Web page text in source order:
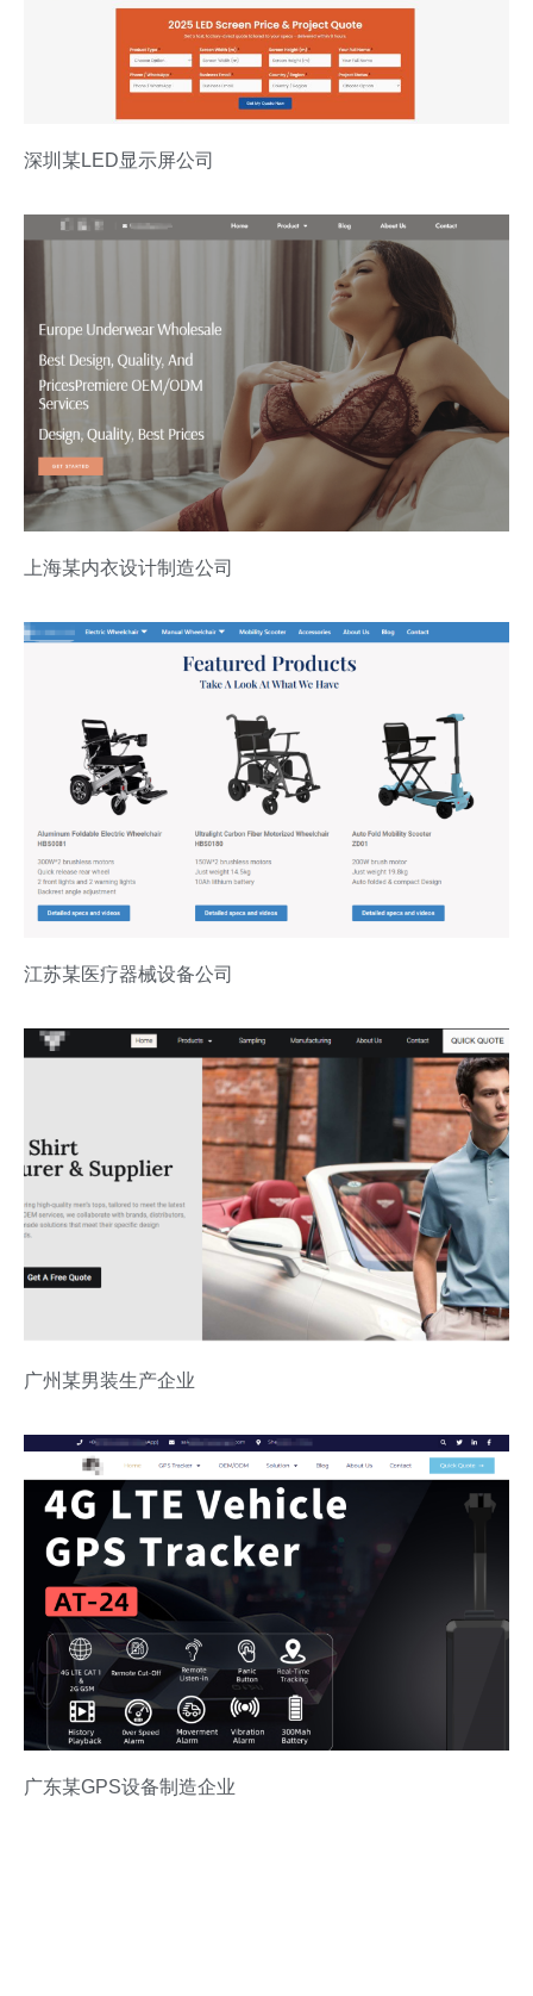
深圳某LED显示屏公司
上海某内衣设计制造公司
江苏某医疗器械设备公司
广州某男装生产企业
广东某GPS设备制造企业